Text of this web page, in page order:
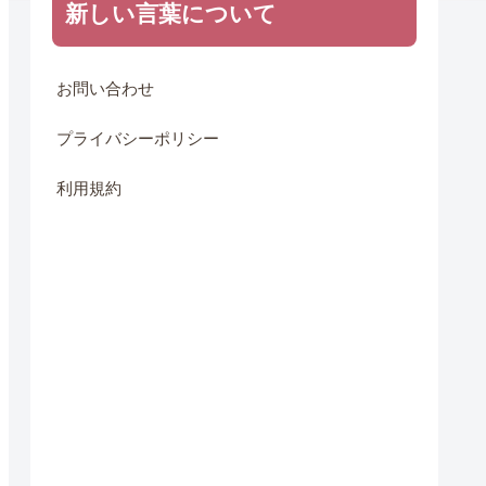
新しい言葉について
お問い合わせ
プライバシーポリシー
利用規約